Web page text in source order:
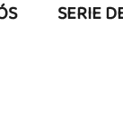
SERIE